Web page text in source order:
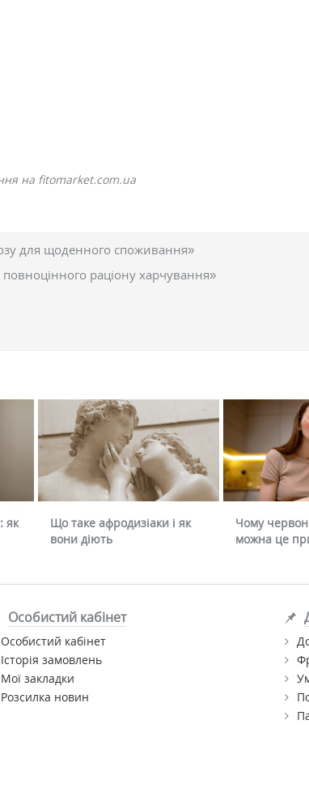
на fitomarket.com.ua
для щоденного споживання»
раціону харчування»
як
Що таке афродизіаки і як
вони діють
Чому
можна це
Особистий кабінет
Особистий кабінет
Історія замовлень
Мої закладки
Розсилка новин